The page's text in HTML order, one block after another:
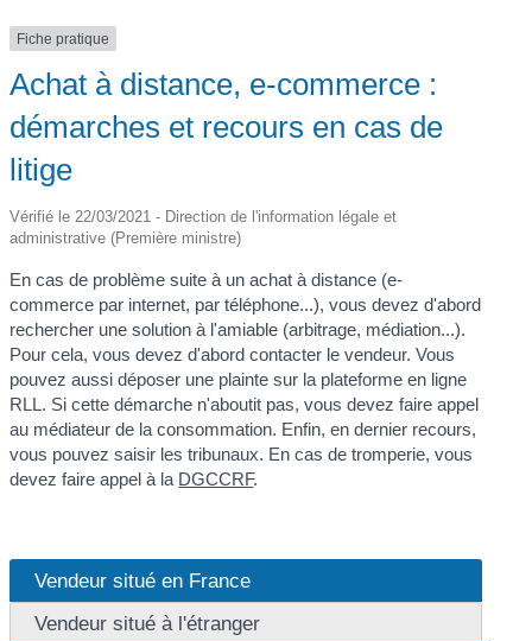
Fiche pratique
Achat à distance, e-commerce :
démarches et recours en cas de
litige
Vérifié le 22/03/2021 - Direction de l'information légale et
administrative (Première ministre)
En cas de problème suite à un achat à distance (e-
commerce par internet, par téléphone...), vous devez d'abord
rechercher une solution à l'amiable (arbitrage, médiation...).
Pour cela, vous devez d'abord contacter le vendeur. Vous
pouvez aussi déposer une plainte sur la plateforme en ligne
RLL. Si cette démarche n'aboutit pas, vous devez faire appel
au médiateur de la consommation. Enfin, en dernier recours,
vous pouvez saisir les tribunaux. En cas de tromperie, vous
devez faire appel à la DGCCRF.
Vendeur situé en France
Vendeur situé à l'étranger